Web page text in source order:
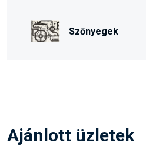
Szőnyegek
Ajánlott üzletek